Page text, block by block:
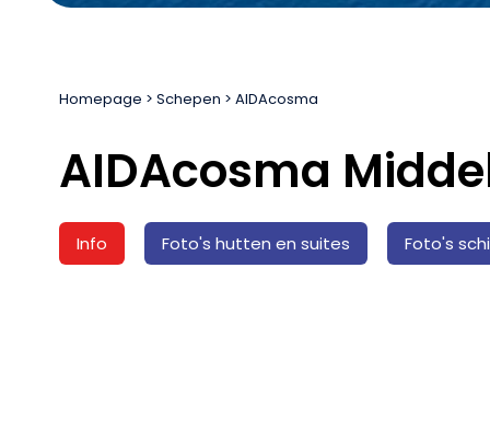
Homepage Schepen AIDAcosma
AIDAcosma
Info Foto's hutten en suites Foto's